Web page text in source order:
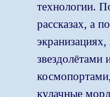
технологии.
рассказах, а
кулачные